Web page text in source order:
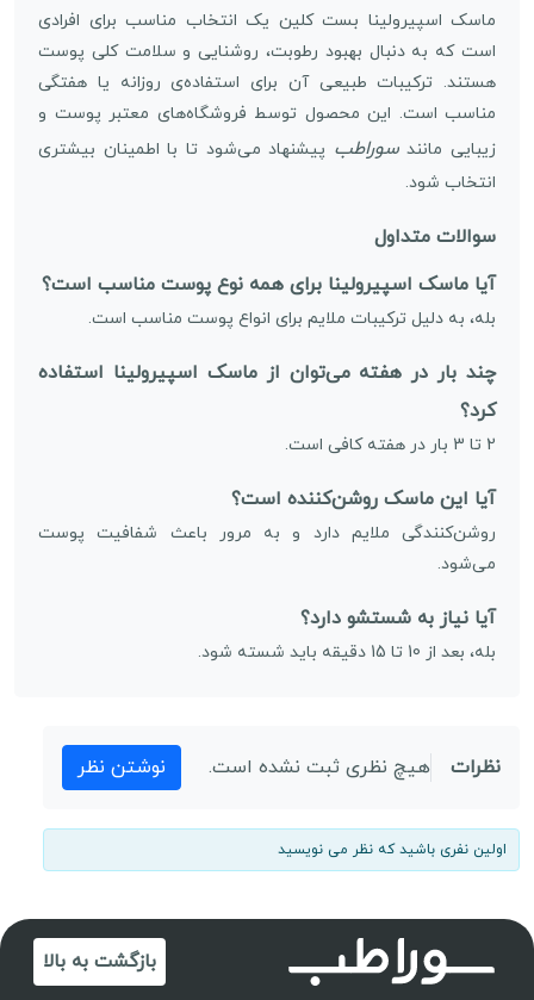
ماسک اسپیرولینا بست کلین یک انتخاب مناسب برای افرادی
است که به دنبال بهبود رطوبت، روشنایی و سلامت کلی پوست
هستند. ترکیبات طبیعی آن برای استفاده‌ی روزانه یا هفتگی
مناسب است. این محصول توسط فروشگاه‌های معتبر پوست و
زیبایی مانندسوراطب پیشنهاد می‌شود تا با اطمینان بیشتری
انتخاب شود.
سوالات متداول
آیا ماسک اسپیرولینا برای همه‌ نوع پوست مناسب است؟
بله، به دلیل ترکیبات ملایم برای انواع پوست مناسب است.
چند بار در هفته می‌توان از ماسک اسپیرولینا استفاده
کرد؟
2 تا 3 بار در هفته کافی است.
آیا این ماسک روشن‌کننده است؟
روشن‌کنندگی ملایم دارد و به مرور باعث شفافیت پوست
می‌شود.
آیا نیاز به شستشو دارد؟
بله، بعد از 10 تا 15 دقیقه باید شسته شود.
نظرات هیچ نظری ثبت نشده است. نوشتن نظر
اولین نفری باشید که نظر می نویسید
بازگشت به بالا